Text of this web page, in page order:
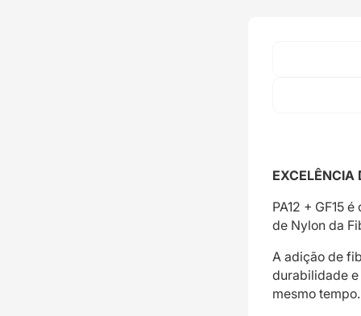
EXCELÊNCIA
PA12 + GF15
de Nylon da
A adição de
durabilidade
mesmo tempo.